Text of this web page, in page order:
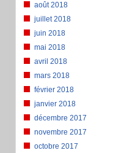
août 2018
juillet 2018
juin 2018
mai 2018
avril 2018
mars 2018
février 2018
janvier 2018
décembre 2017
novembre 2017
octobre 2017